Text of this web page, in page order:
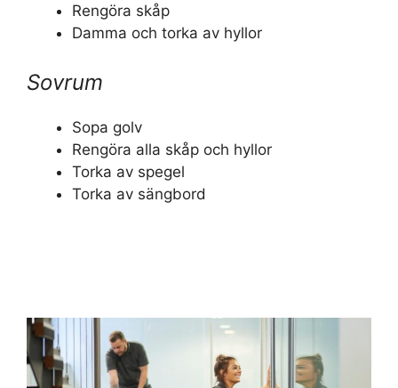
Rengöra skåp
Damma och torka av hyllor
Sovrum
Sopa golv
Rengöra alla skåp och hyllor
Torka av spegel
Torka av sängbord